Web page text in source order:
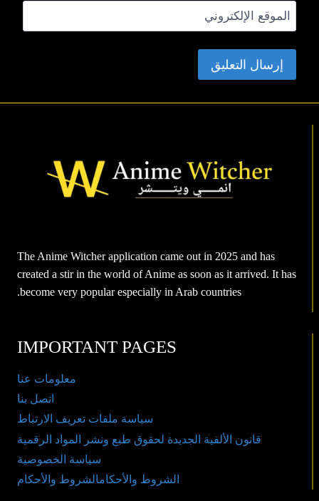
الموقع الإلكتروني
The Anime Witcher application came out in 2025 and has
created a stir in the world of Anime as soon as it arrived. It has
become very popular especially in Arab countries.
IMPORTANT PAGES
معلومات عنا
اتصل بنا
سياسة ملفات تعريف الارتباط
قانون الألفية الجديدة لحقوق طبع ونشر المواد الرقمية
سياسة الخصوصية
الشروط والأحكامالشروط والأحكام